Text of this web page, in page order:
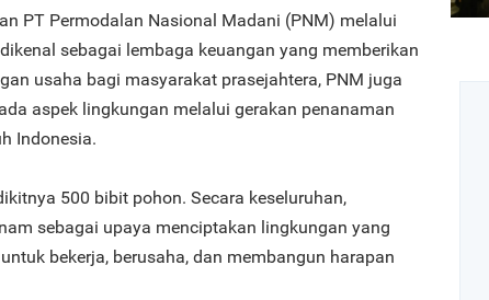
PT Permodalan Nasional Madani (PNM) melalui
sebagai lembaga keuangan yang memberikan
usaha bagi masyarakat prasejahtera, PNM juga
aspek lingkungan melalui gerakan penanaman
Indonesia.
500 bibit pohon. Secara keseluruhan,
sebagai upaya menciptakan lingkungan yang
bekerja, berusaha, dan membangun harapan